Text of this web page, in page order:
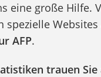
eine große Hilfe.
spezielle
AFP.
trauen